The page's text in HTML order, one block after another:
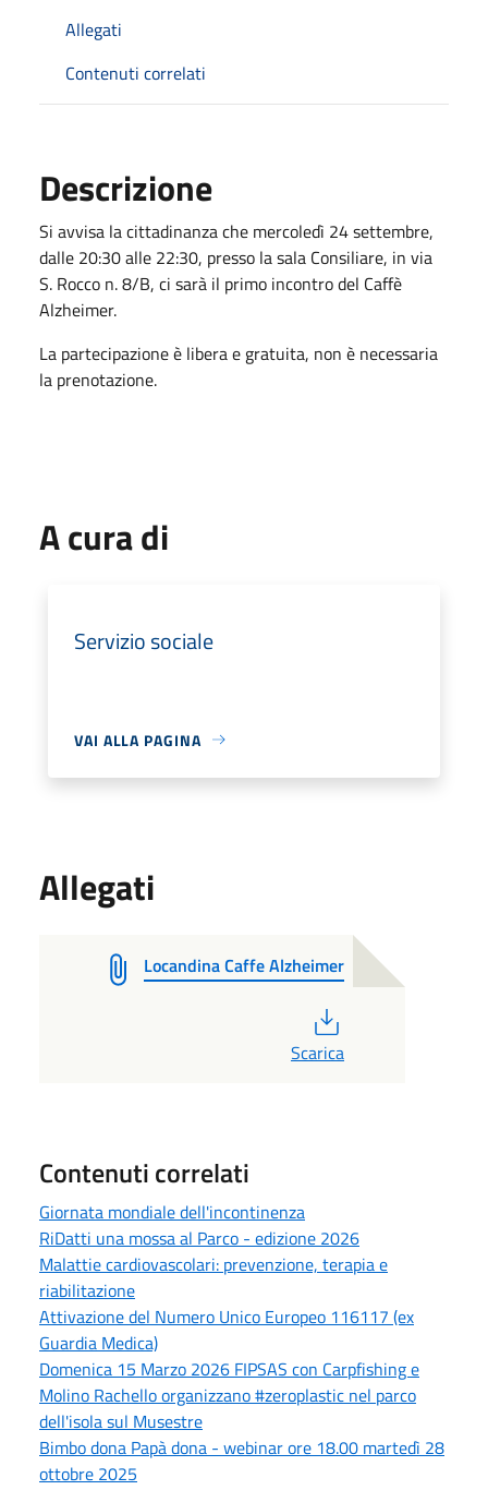
Allegati
Contenuti correlati
Descrizione
Si avvisa la cittadinanza che mercoledì 24 settembre,
dalle 20:30 alle 22:30, presso la sala Consiliare, in via
S. Rocco n. 8/B, ci sarà il primo incontro del Caffè
Alzheimer.
La partecipazione è libera e gratuita, non è necessaria
la prenotazione.
A cura di
Servizio sociale
VAI ALLA PAGINA
Allegati
Locandina Caffe Alzheimer
Scarica
Contenuti correlati
Giornata mondiale dell'incontinenza
RiDatti una mossa al Parco - edizione 2026
Malattie cardiovascolari: prevenzione, terapia e
riabilitazione
Attivazione del Numero Unico Europeo 116117 (ex
Guardia Medica)
Domenica 15 Marzo 2026 FIPSAS con Carpfishing e
Molino Rachello organizzano #zeroplastic nel parco
dell'isola sul Musestre
Bimbo dona Papà dona - webinar ore 18.00 martedì 28
ottobre 2025